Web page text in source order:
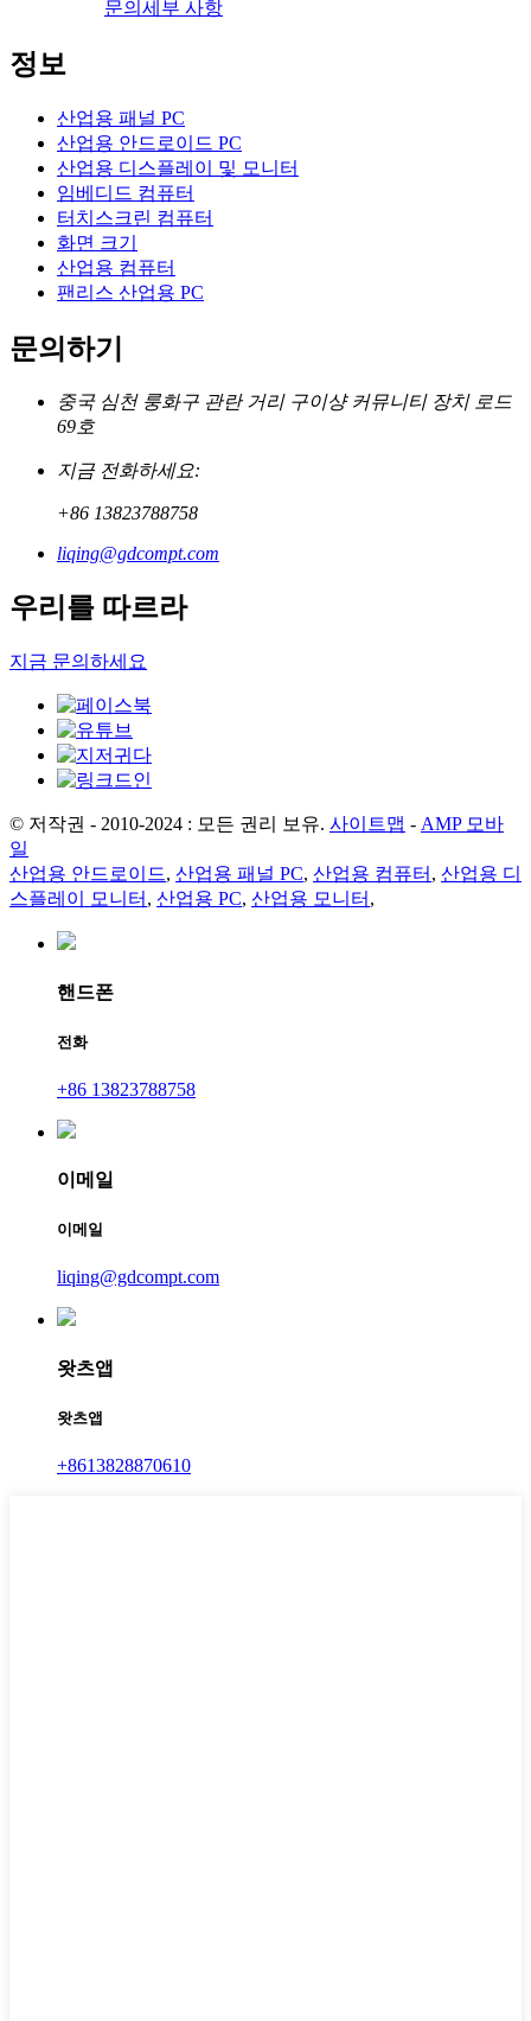
문의 세부 사항
정보
산업용 패널 PC
산업용 안드로이드 PC
산업용 디스플레이 및 모니터
임베디드 컴퓨터
터치스크린 컴퓨터
화면 크기
산업용 컴퓨터
팬리스 산업용 PC
문의하기
중국 심천 룽화구 관란 거리 구이샹 커뮤니티 장치 로드
69호
지금 전화하세요:
+86 13823788758
liqing@gdcompt.com
우리를 따르라
지금 문의하세요
© 저작권 - 2010-2024 : 모든 권리 보유. 사이트맵 - AMP 모바
일
산업용 안드로이드, 산업용 패널 PC, 산업용 컴퓨터 , 산업용 디
스플레이 모니터 , 산업용 PC, 산업용 모니터 ,
핸드폰
전화
+86 13823788758
이메일
이메일
liqing@gdcompt.com
왓츠앱
왓츠앱
+8613828870610